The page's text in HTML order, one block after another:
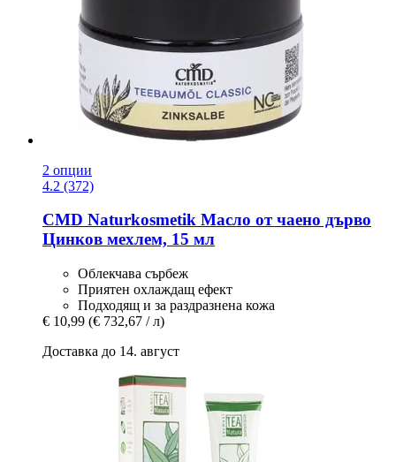
2 опции
4.2 (372)
CMD Naturkosmetik Масло от чаено дърво
Цинков мехлем, 15 мл
Облекчава сърбеж
Приятен охлаждащ ефект
Подходящ и за раздразнена кожа
€ 10,99 (€ 732,67 / л)
Доставка до 14. август